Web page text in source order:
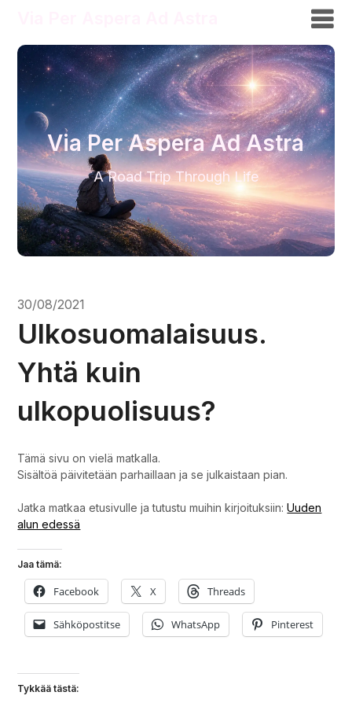
Via Per Aspera Ad Astra
A Road Trip Through Life
30/08/2021
Ulkosuomalaisuus.
Yhtä kuin
ulkopuolisuus?
Tämä sivu on vielä matkalla.
Sisältöä päivitetään parhaillaan ja se julkaistaan pian.
Jatka matkaa etusivulle ja tutustu muihin kirjoituksiin:Uuden
alun edessä
Jaa tämä:
Facebook X Threads
Sähköpostitse WhatsApp Pinterest
Tykkää tästä: